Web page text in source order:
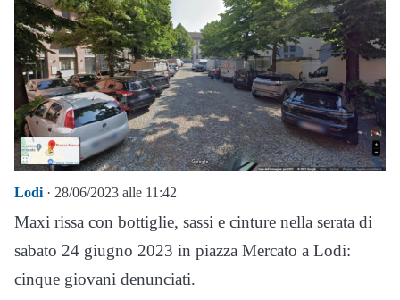
Lodi · 28/06/2023 alle 11:42
Maxi rissa con bottiglie, sassi e cinture nella serata di
sabato 24 giugno 2023 in piazza Mercato a Lodi:
cinque giovani denunciati.